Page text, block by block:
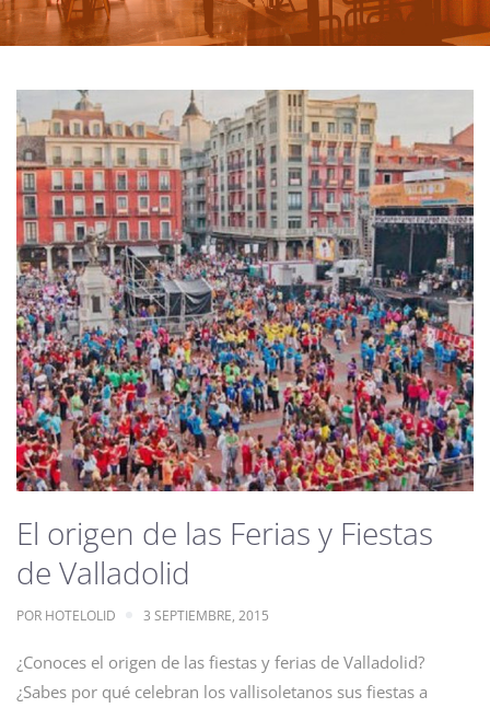
El origen de las Ferias y Fiestas
de Valladolid
POR HOTELOLID 3 SEPTIEMBRE, 2015
¿Conoces el origen de las fiestas y ferias de Valladolid?
¿Sabes por qué celebran los vallisoletanos sus fiestas a